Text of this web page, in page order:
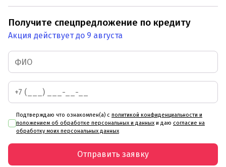
Получите спецпредложение по кредиту
Акция действует до 9 августа
Подтверждаю что ознакомлен(а) с политикой конфиденциальности и
положением об обработке персональных и данных и даю согласие на
обработку моих персональных данных
Отправить заявку